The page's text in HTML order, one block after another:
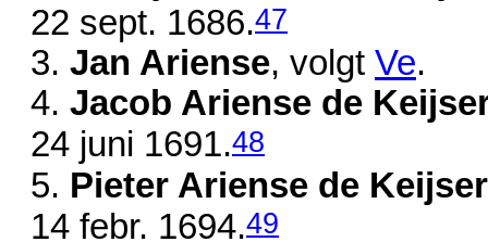
22 sept. 1686.47
3. Jan Ariense, volgt Ve.
4. Jacob Ariense de
24 juni 1691.48
5. Pieter Ariense de Keijser
14 febr. 1694.49